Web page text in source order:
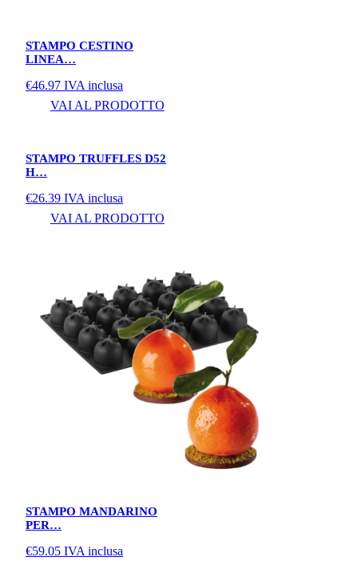
STAMPO CESTINO
LINEA…
€46.97 IVA inclusa
VAI AL PRODOTTO
STAMPO TRUFFLES D52
H…
€26.39 IVA inclusa
VAI AL PRODOTTO
STAMPO MANDARINO
PER…
€59.05 IVA inclusa